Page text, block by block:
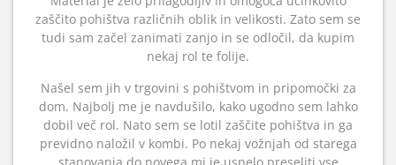
zaščito pohištva različnih oblik in velikosti. Zato sem se
tudi sam začel zanimati zanjo in se odločil, da kupim
nekaj rol te folije.
Našel sem jih v trgovini s pohištvom in pripomočki za
dom. Najbolj me je navdušilo, kako ugodno sem lahko
dobil več rol. Nato sem se lotil zaščite pohištva in ga
previdno naložil v kombi. Po nekaj vožnjah od starega